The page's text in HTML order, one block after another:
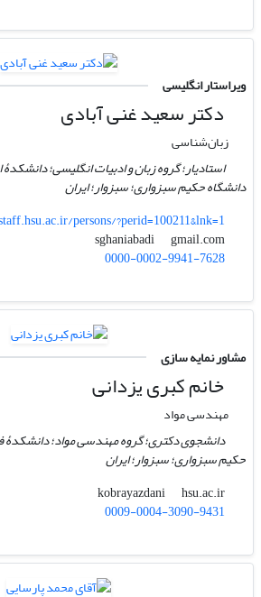
ویراستار انگلیسی
دکتر سعید غنی آبادی
زبان‌شناسی
استادیار؛ گروه زبان و ادبیات انگلیسی؛
دانشگاه حکیم سبزواری؛ سبزوار؛ ایران
persons/?perid=100211&lnk=1
sghaniabadi
gmail.com
0000-0002-9941-7628
مشاور نمایه سازی
خانم کبری یزدانی
مهندسی مواد
دانشجوی دکتری؛ گروه مهندسی مواد؛ دانشکدۀ
حکیم سبزواری؛ سبزوار؛ ایران
kobrayazdani
hsu.ac.ir
0009-0004-3090-9431